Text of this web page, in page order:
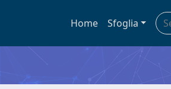
Home Sfoglia